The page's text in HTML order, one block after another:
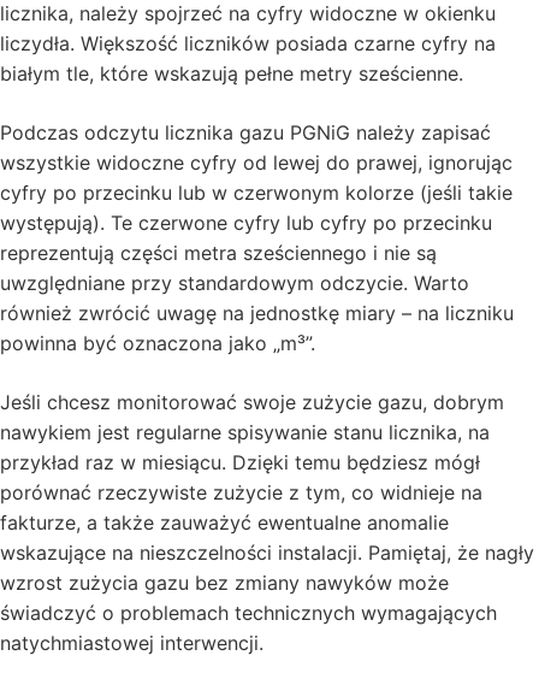
licznika, należy spojrzeć na cyfry widoczne w okienku
liczydła. Większość liczników posiada czarne cyfry na
białym tle, które wskazują pełne metry sześcienne.
Podczas odczytu licznika gazu PGNiG należy zapisać
wszystkie widoczne cyfry od lewej do prawej, ignorując
cyfry po przecinku lub w czerwonym kolorze (jeśli takie
występują). Te czerwone cyfry lub cyfry po przecinku
reprezentują części metra sześciennego i nie są
uwzględniane przy standardowym odczycie. Warto
również zwrócić uwagę na jednostkę miary – na liczniku
powinna być oznaczona jako „m³”.
Jeśli chcesz monitorować swoje zużycie gazu, dobrym
nawykiem jest regularne spisywanie stanu licznika, na
przykład raz w miesiącu. Dzięki temu będziesz mógł
porównać rzeczywiste zużycie z tym, co widnieje na
fakturze, a także zauważyć ewentualne anomalie
wskazujące na nieszczelności instalacji. Pamiętaj, że nagły
wzrost zużycia gazu bez zmiany nawyków może
świadczyć o problemach technicznych wymagających
natychmiastowej interwencji.